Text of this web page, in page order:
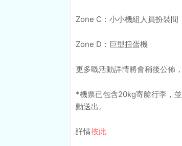
Zone C：小小機組人員扮裝間
Zone D：巨型扭蛋機
更多嘅活動詳情將會稍後公佈
*機票已包含20kg寄艙行李，
動送出。
詳情按此